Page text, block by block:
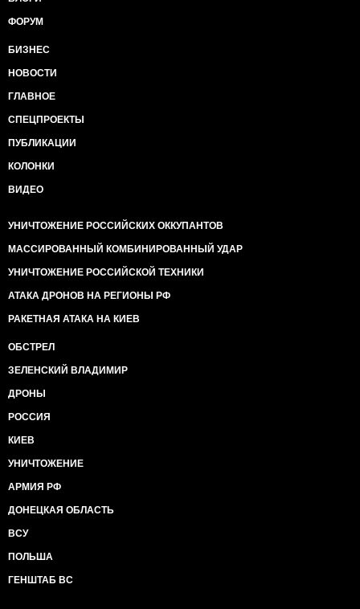
ФОРУМ
БИЗНЕС
НОВОСТИ
ГЛАВНОЕ
СПЕЦПРОЕКТЫ
ПУБЛИКАЦИИ
КОЛОНКИ
ВИДЕО
УНИЧТОЖЕНИЕ РОССИЙСКИХ ОККУПАНТОВ
МАССИРОВАННЫЙ КОМБИНИРОВАННЫЙ УДАР
УНИЧТОЖЕНИЕ РОССИЙСКОЙ ТЕХНИКИ
АТАКА ДРОНОВ НА РЕГИОНЫ РФ
РАКЕТНАЯ АТАКА НА КИЕВ
ОБСТРЕЛ
ЗЕЛЕНСКИЙ ВЛАДИМИР
ДРОНЫ
РОССИЯ
КИЕВ
УНИЧТОЖЕНИЕ
АРМИЯ РФ
ДОНЕЦКАЯ ОБЛАСТЬ
ВСУ
ПОЛЬША
ГЕНШТАБ ВС